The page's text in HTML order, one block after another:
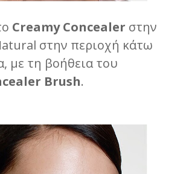
Creamy Concealer στην
στην περιοχή κάτω
με τη βοήθεια του
Brush.